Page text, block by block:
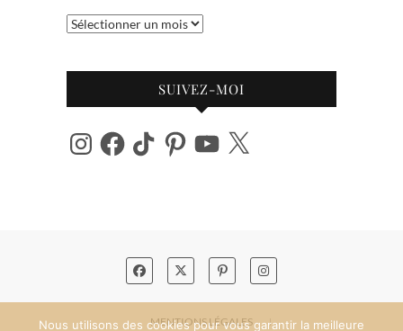
Archives
SUIVEZ-MOI
InstagramFacebook
TikTok PinterestYouTube
X
MENTIONS LÉGALES
Nous utilisons des cookies pour vous garantir la meilleure